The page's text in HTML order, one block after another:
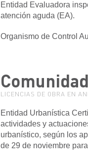
Entidad Evaluadora
atención aguda (EA).
Organismo de Control
LICENCIAS DE OBRA EN
Entidad Urbanística
actividades y
urbanístico, según los
de 29 de noviembre